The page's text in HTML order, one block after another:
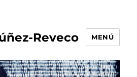
Reveco MENÚ